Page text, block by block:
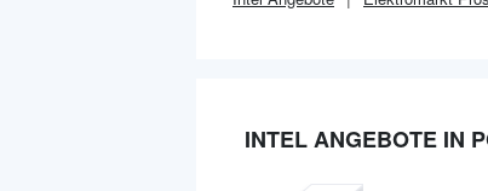
INTEL ANGEBOTE IN